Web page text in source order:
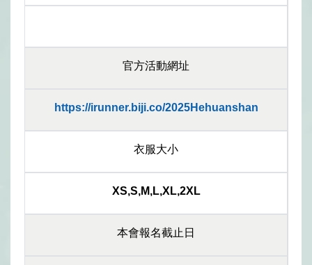
官方活動網址
https://irunner.biji.co/2025Hehuanshan
衣服大小
XS,S,M,L,XL,2XL
本會報名截止日